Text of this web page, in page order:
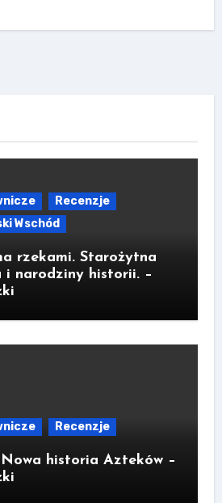
Recenzje
Wschód
rzekami. Starożytna
i narodziny historii. –
Recenzje
Nowa historia Azteków –